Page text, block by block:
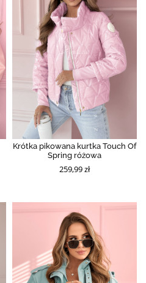
Krótka pikowana kurtka Touch Of
Spring różowa
259,99 zł